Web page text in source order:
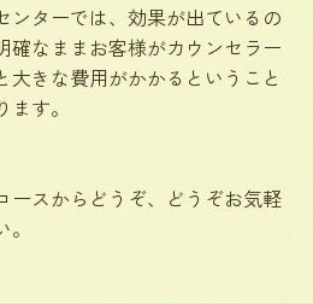
ンターでは、効果が出ているの
確なままお客様がカウンセラー
大きな費用がかかるということ
す。
ースからどうぞ、どうぞお気軽